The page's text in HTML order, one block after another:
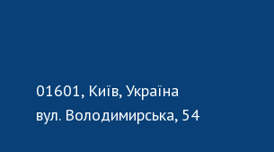
МІЖНАРОДНЕ СПІВРОБІТНИЦТВО
01601, Київ, Україна
вул. Володимирська, 54